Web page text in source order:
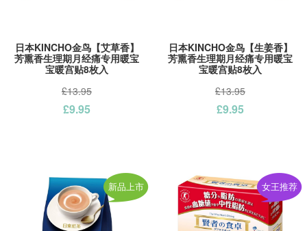
日本KINCHO金鸟【艾草香】
芳熏香生理期月经痛专用暖宝
宝暖宫贴8枚入
£13.95
£9.95
日本KINCHO金鸟【生姜香】
芳熏香生理期月经痛专用暖宝
宝暖宫贴8枚入
£13.95
£9.95
新品上市 女王推荐